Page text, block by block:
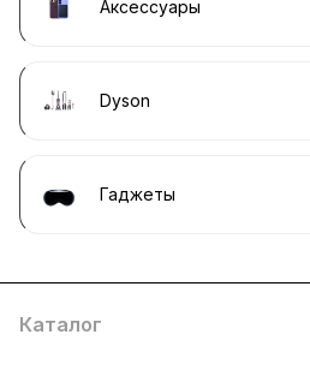
Аксессуары
Dyson
Гаджеты
Каталог